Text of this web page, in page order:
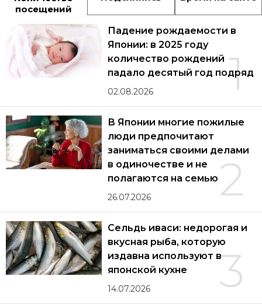
посещений
1
Падение рождаемости в
Японии: в 2025 году
количество рождений
падало десятый год подряд
02.08.2026
2
В Японии многие пожилые
люди предпочитают
заниматься своими делами
в одиночестве и не
полагаются на семью
26.07.2026
3
Сельдь иваси: недорогая и
вкусная рыба, которую
издавна используют в
японской кухне
14.07.2026